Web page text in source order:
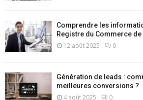
Comprendre les
Registre du Commerce
12 août 2025 0
Génération de leads :
meilleures conversions ?
4 août 2025 0